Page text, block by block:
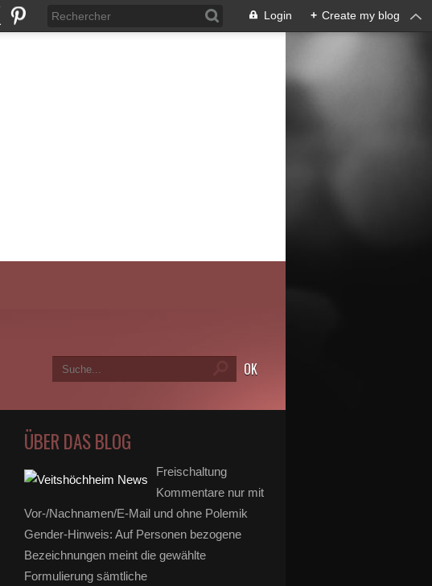
Login + Create my blog
ÜBER DAS BLOG
Freischaltung
Kommentare nur mit
Vor-/Nachnamen/E-Mail und ohne Polemik
Gender-Hinweis: Auf Personen bezogene
Bezeichnungen meint die gewählte
Formulierung sämtliche